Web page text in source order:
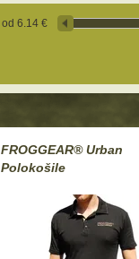
6.14 €
FROGGEAR® Urban
Polokošile